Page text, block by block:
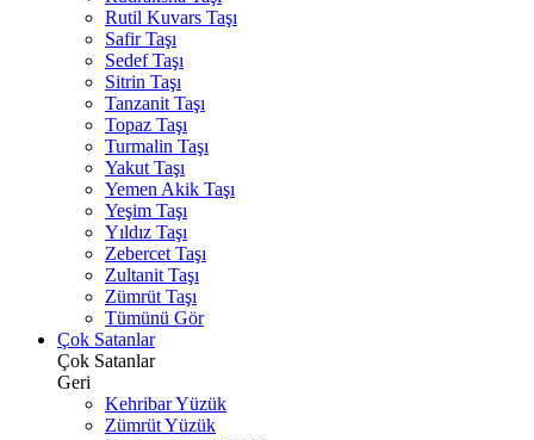
Rutil Kuvars Taşı
Safir Taşı
Sedef Taşı
Sitrin Taşı
Tanzanit Taşı
Topaz Taşı
Turmalin Taşı
Yakut Taşı
Yemen Akik Taşı
Yeşim Taşı
Yıldız Taşı
Zebercet Taşı
Zultanit Taşı
Zümrüt Taşı
Tümünü Gör
Çok Satanlar
Çok Satanlar
Geri
Kehribar Yüzük
Zümrüt Yüzük